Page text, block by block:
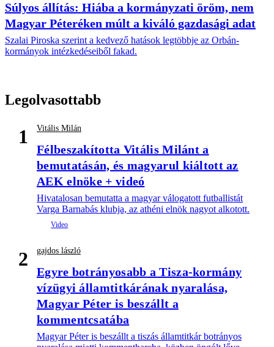
Súlyos állítás: Hiába a kormányzati öröm, nem
Magyar Péteréken múlt a kiváló gazdasági adat
Szalai Piroska szerint a kedvező hatások legtöbbje az Orbán-
kormányok intézkedéseiből fakad.
Legolvasottabb
1 Vitális Milán
Félbeszakította Vitális Milánt a
bemutatásán, és magyarul kiáltott az
AEK elnöke + videó
Hivatalosan bemutatta a magyar válogatott futballistát
Varga Barnabás klubja, az athéni elnök nagyot alkotott.
2 gajdos lászló
Egyre botrányosabb a Tisza-kormány
vízügyi államtitkárának nyaralása,
Magyar Péter is beszállt a
kommentcsatába
Magyar Péter is beszállt a tiszás államtitkár botrányos